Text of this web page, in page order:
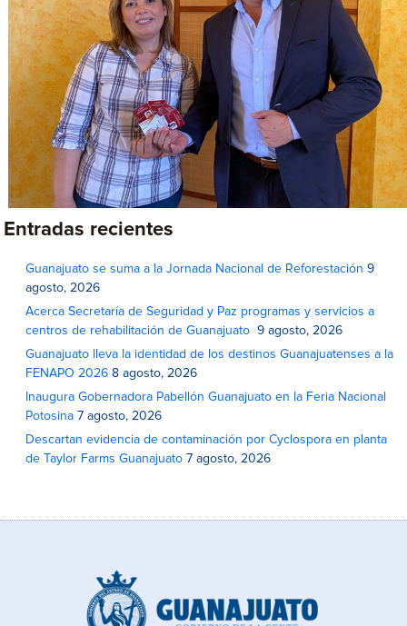
Entradas recientes
Guanajuato se suma a la Jornada Nacional de Reforestación 9
agosto, 2026
Acerca Secretaría de Seguridad y Paz programas y servicios a
centros de rehabilitación de Guanajuato
9 agosto, 2026
Guanajuato lleva la identidad de los destinos Guanajuatenses a la
FENAPO 2026 8 agosto, 2026
Inaugura Gobernadora Pabellón Guanajuato en la Feria Nacional
Potosina 7 agosto, 2026
Descartan evidencia de contaminación por Cyclospora en planta
de Taylor Farms Guanajuato 7 agosto, 2026